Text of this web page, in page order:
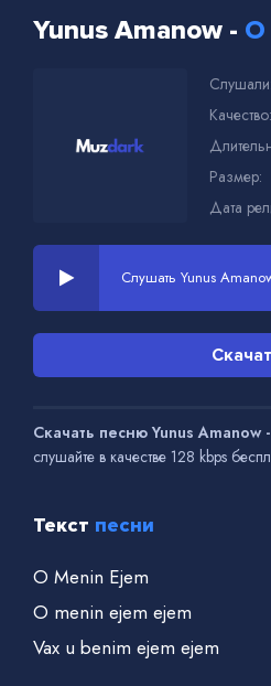
Yunus Amanow -
Слушали:
Качество:
Размер:
Дата
Слушать Yunus
Скачать песню Yunus Amanow
слушайте в качестве 128 kbps
Текст песни
O Menin Ejem
O menin ejem ejem
Vax u benim ejem ejem